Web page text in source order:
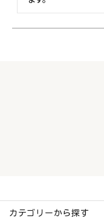
カテゴリーから探す